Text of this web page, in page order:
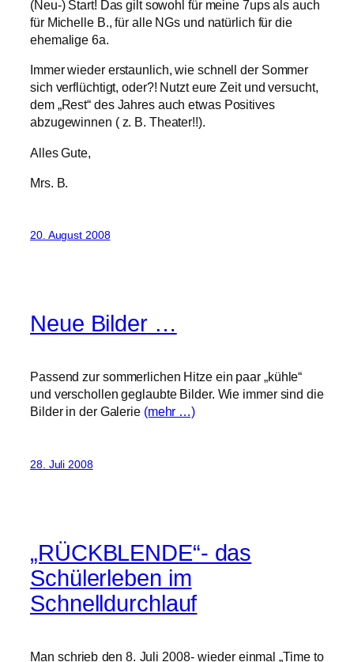
(Neu-) Start! Das gilt sowohl für meine 7ups als auch
für Michelle B., für alle NGs und natürlich für die
ehemalige 6a.
Immer wieder erstaunlich, wie schnell der Sommer
sich verflüchtigt, oder?! Nutzt eure Zeit und versucht,
dem „Rest“ des Jahres auch etwas Positives
abzugewinnen ( z. B. Theater!!).
Alles Gute,
Mrs. B.
20. August 2008
Neue Bilder …
Passend zur sommerlichen Hitze ein paar „kühle“
und verschollen geglaubte Bilder. Wie immer sind die
Bilder in der Galerie (mehr …)
28. Juli 2008
„RÜCKBLENDE“- das
Schülerleben im
Schnelldurchlauf
Man schrieb den 8. Juli 2008- wieder einmal „Time to